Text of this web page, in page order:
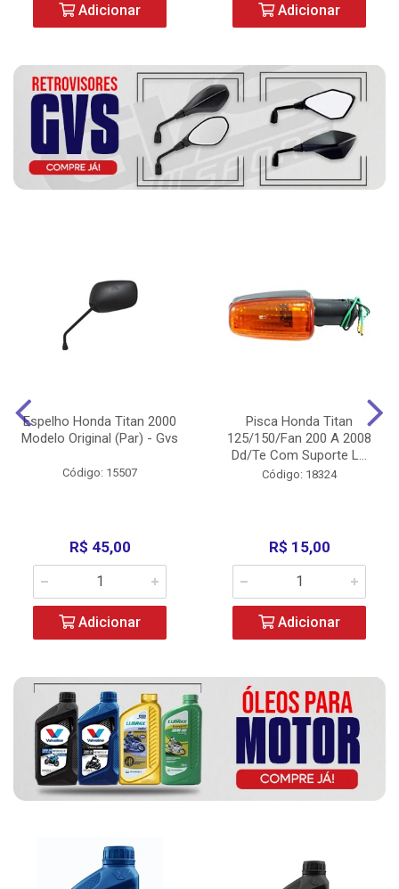
Adicionar Adicionar
Espelho Honda Titan 2000
Modelo Original (Par) - Gvs
Código: 15507
R$ 45,00
Adicionar
Pisca Honda Titan
125/150/Fan 200 A 2008
Dd/Te Com Suporte L...
Código: 18324
R$ 15,00
Adicionar